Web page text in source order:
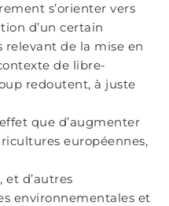
s’orienter vers
d’un certain
de la mise en
de libre-
redoutent, à juste
que d’augmenter
européennes,
d’autres
environnementales et